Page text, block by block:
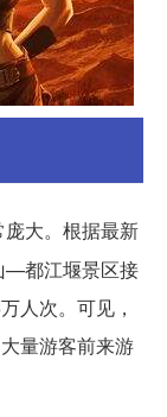
大。根据最新
—都江堰景区接
人次。可见，
量游客前来游